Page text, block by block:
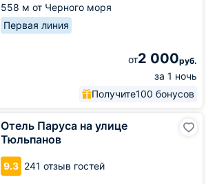
558 м от Черного моря
Первая линия
от2 000руб.
за 1 ночь
Получите100 бонусов
Отель Паруса на улице
Тюльпанов
9.3 241 отзыв гостей